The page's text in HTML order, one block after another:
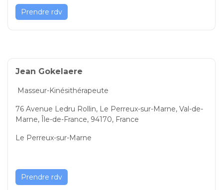
Prendre rdv
Jean Gokelaere
Masseur-Kinésithérapeute
76 Avenue Ledru Rollin, Le Perreux-sur-Marne, Val-de-
Marne, Île-de-France, 94170, France
Le Perreux-sur-Marne
Prendre rdv